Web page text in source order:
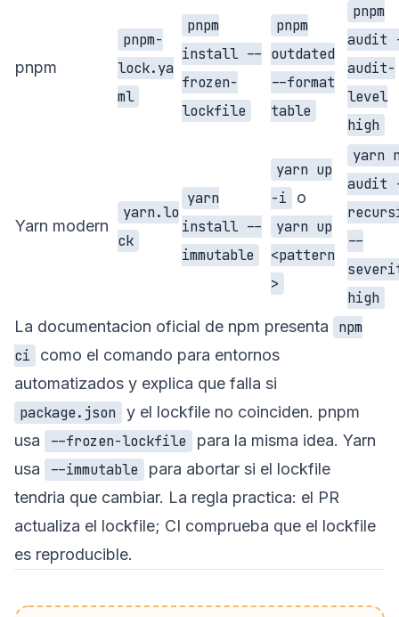
pnpm
pnpm-
lock.ya
ml
pnpm
install --
frozen-
lockfile
pnpm
outdated
--format
table
pnpm
audit
audit-
level
high
Yarn modern
yarn.lo
ck
yarn
install --
immutable
yarn up
-i
o
yarn up
<pattern
>
yarn
audit
--
high
La documentacion oficial de npm presenta
npm
ci
como el comando para entornos
automatizados y explica que falla si
package.json
y el lockfile no coinciden. pnpm
usa
--frozen-lockfile
para la misma idea. Yarn
usa
--immutable
para abortar si el lockfile
tendria que cambiar. La regla practica: el PR
actualiza el lockfile; CI comprueba que el lockfile
es reproducible.